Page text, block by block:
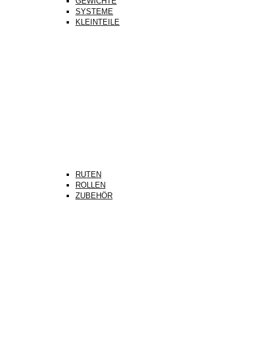
SYSTEME
KLEINTEILE
RUTEN
ROLLEN
ZUBEHÖR